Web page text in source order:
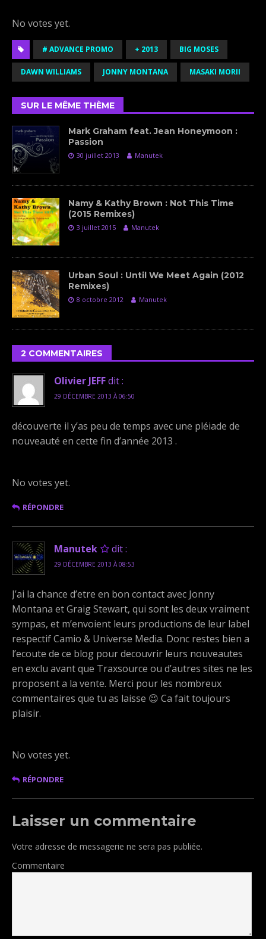
No votes yet.
# ADVANCE PROMO + 2013 BIG MOSES
DAWN WILLIAMS JONNY MONTANA MASAKI MORII
SUR LE MÊME THÈME
Mark Graham feat. Jean Honeymoon :
Passion
30 juillet 2013 Manutek
Namy & Kathy Brown : Not This Time
(2015 Remixes)
3 juillet 2015 Manutek
Urban Soul : Until We Meet Again (2012
Remixes)
8 octobre 2012 Manutek
2 COMMENTAIRES
Olivier JEFFdit :
29 DÉCEMBRE 2013 À 06:50
découverte il y’as peu de temps avec une pléiade de
nouveauté en cette fin d’année 2013 .
No votes yet.
RÉPONDRE
Manutek dit :
29 DÉCEMBRE 2013 À 08:53
J’ai la chance d’etre en bon contact avec Jonny
Montana et Graig Stewart, qui sont les deux vraiment
sympas, et m’envoient leurs productions de leur label
respectif Camio & Universe Media. Donc restes bien a
l’ecoute de ce blog pour decouvrir leurs nouveautes
en exclu avant que Traxsource ou d’autres sites ne les
proposent a la vente. Merci pour les nombreux
commentaires que tu as laisse 😉 Ca fait toujours
plaisir.
No votes yet.
RÉPONDRE
Laisser un commentaire
Votre adresse de messagerie ne sera pas publiée.
Commentaire